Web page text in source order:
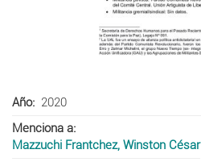
Año
2020
Menciona a
Mazzuchi Frantchez, Winston César